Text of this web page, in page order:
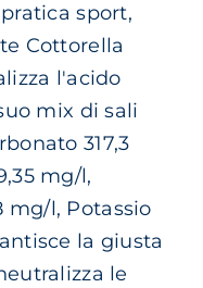
da
3.20
6.10
sport,
Cottorella
l'acido
mix di sali
317,3
mg/l,
mg/l, Potassio
la giusta
le